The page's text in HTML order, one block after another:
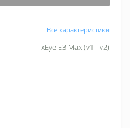
Все характеристики
xEye E3 Max (v1 - v2)